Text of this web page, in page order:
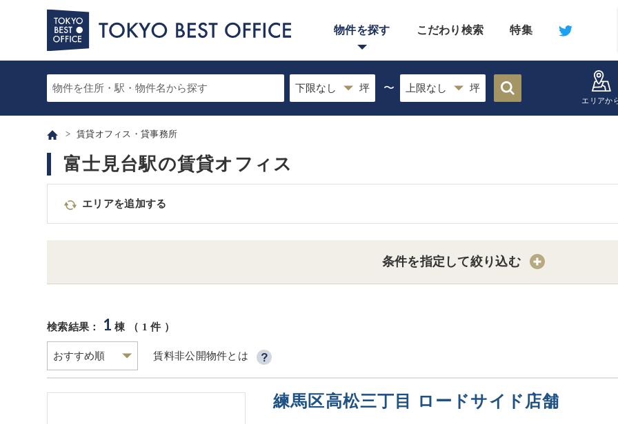
物件を探す こだわり検索 特集
エリアか
〜
賃貸オフィス・貸事務所
富士見台駅の賃貸オフィス
エリアを追加する
条件を指定して絞り込む
検索結果： 1棟 （ 1件 ）
賃料非公開物件とは
練馬区高松三丁目 ロードサイド店舗